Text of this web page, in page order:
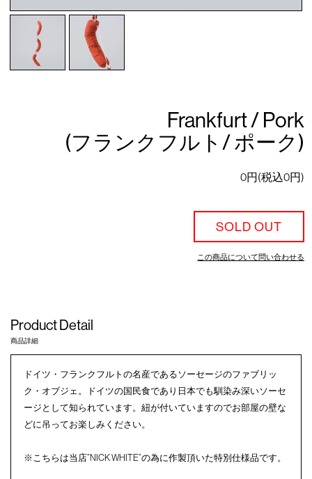
Frankfurt / Pork
(フランクフルト/ ポーク)
0円(税込0円)
SOLD OUT
この商品について問い合わせる
Product Detail
商品詳細
ドイツ・フランクフルトの名産であるソーセージのファブリッ
ク・オブジェ。ドイツの国民食であり日本でも馴染み深いソーセ
ージとして知られています。紐が付いていますのでお部屋の壁な
どに吊ってお楽しみください。
※こちらは当店”NICK WHITE”の為に作製頂いた特別仕様品です。